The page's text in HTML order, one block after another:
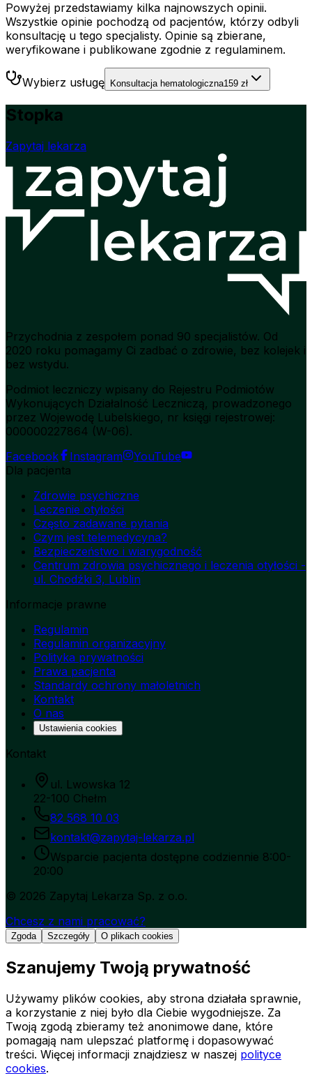
Powyżej przedstawiamy kilka najnowszych opinii.
Wszystkie opinie pochodzą od pacjentów, którzy odbyli
konsultację u tego specjalisty. Opinie są zbierane,
weryfikowane i publikowane zgodnie z regulaminem.
Wybierz usługę Konsultacja hematologiczna159 zł
Stopka
Zapytaj lekarza
Przychodnia z zespołem ponad 90 specjalistów. Od
2020 roku pomagamy Ci zadbać o zdrowie, bez kolejek i
bez wstydu.
Podmiot leczniczy wpisany do Rejestru Podmiotów
Wykonujących Działalność Leczniczą, prowadzonego
przez Wojewodę Lubelskiego, nr księgi rejestrowej:
000000227864 (W-06).
Facebook
Instagram
YouTube
Dla pacjenta
Zdrowie psychiczne
Leczenie otyłości
Często zadawane pytania
Czym jest telemedycyna?
Bezpieczeństwo i wiarygodność
Centrum zdrowia psychicznego i leczenia otyłości -
ul. Chodźki 3, Lublin
Informacje prawne
Regulamin
Regulamin organizacyjny
Polityka prywatności
Prawa pacjenta
Standardy ochrony małoletnich
Kontakt
O nas
Ustawienia cookies
Kontakt
ul. Lwowska 12
22-100 Chełm
82 568 10 03
kontakt@zapytaj-lekarza.pl
Wsparcie pacjenta dostępne codziennie 8:00-
20:00
© 2026 Zapytaj Lekarza Sp. z o.o.
Chcesz z nami pracować?
Zgoda Szczegóły O plikach cookies
Szanujemy Twoją prywatność
Używamy plików cookies, aby strona działała sprawnie,
a korzystanie z niej było dla Ciebie wygodniejsze. Za
Twoją zgodą zbieramy też anonimowe dane, które
pomagają nam ulepszać platformę i dopasowywać
treści. Więcej informacji znajdziesz w naszej polityce
cookies.